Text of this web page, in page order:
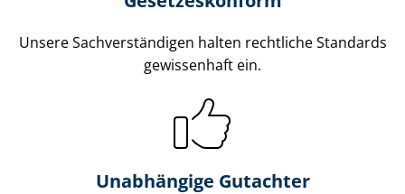
Unsere Sach­ver­stän­di­gen halten rechtliche Standards
gewissenhaft ein.
Unabhängige Gutachter